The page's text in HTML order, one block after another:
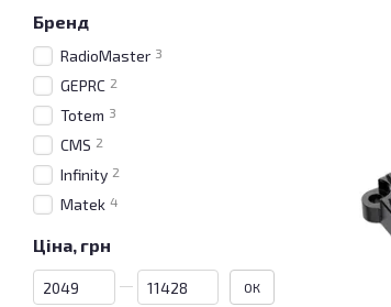
Бренд
RadioMaster 3
GEPRC 2
Totem 3
CMS 2
Infinity 2
Matek 4
Ціна, грн
Від Ціна, грн
До Ціна, грн ОК